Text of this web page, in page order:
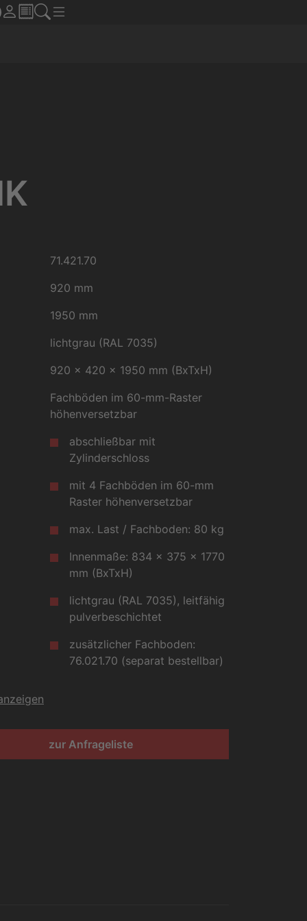
71.421.70
920 mm
1950 mm
lichtgrau (RAL 7035)
920 x 420 x 1950 mm (BxTxH)
Fachböden im 60-mm-Raster
höhenversetzbar
abschließbar mit
Zylinderschloss
mit 4 Fachböden im 60-mm
Raster höhenversetzbar
max. Last / Fachboden: 80 kg
Innenmaße: 834 x 375 x 1770
mm (BxTxH)
lichtgrau (RAL 7035), leitfähig
pulverbeschichtet
zusätzlicher Fachboden:
76.021.70 (separat bestellbar)
zur Anfrageliste